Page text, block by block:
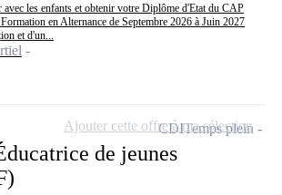
avec les enfants et obtenir votre Diplôme d'Etat du CAP
en Alternance de Septembre 2026 à Juin 2027
et d'un...
de jeunes
CDITemps plein
Ajouter cette offre à ma sélection